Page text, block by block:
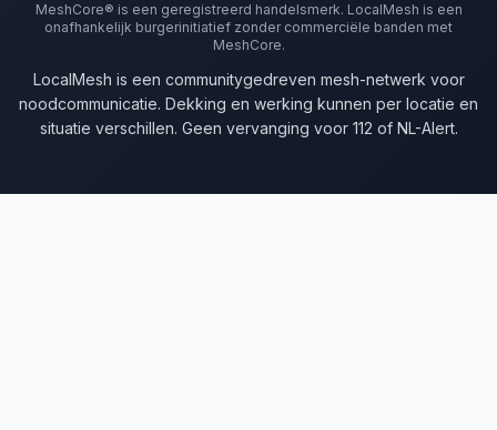
MeshCore® is een geregistreerd handelsmerk. LocalMesh is een
onafhankelijk burgerinitiatief zonder commerciële banden met
MeshCore.
LocalMesh is een communitygedreven mesh-netwerk voor
noodcommunicatie. Dekking en werking kunnen per locatie en
situatie verschillen. Geen vervanging voor 112 of NL-Alert.